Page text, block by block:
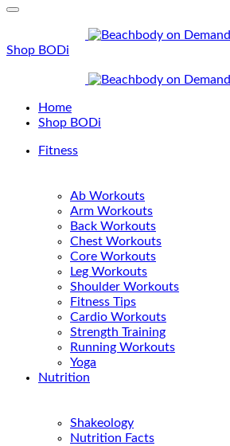
Shop BODi
Home
Shop BODi
Fitness
Ab Workouts
Arm Workouts
Back Workouts
Chest Workouts
Core Workouts
Leg Workouts
Shoulder Workouts
Fitness Tips
Cardio Workouts
Strength Training
Running Workouts
Yoga
Nutrition
Shakeology
Nutrition Facts